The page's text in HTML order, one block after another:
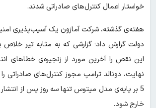
خواستار اعمال کنترل‌های صادراتی شدند.
هفته‌ی گذشته، شرکت آمازون یک آسیب‌پذیری
دولت گزارش داد؛ گزارشی که به مثابه تیر خلاص
این نقص را آخرین مورد از زنجیره‌ی خطاهای
5 بر پایه‌ی مدل میتوس تنها سه روز پس از
خارج شود.